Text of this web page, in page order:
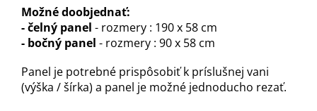
Možné doobjednať:
- čelný panel - rozmery : 190 x 58 cm
- bočný panel - rozmery : 90 x 58 cm
Panel je potrebné prispôsobiť k príslušnej vani
(výška / šírka) a panel je možné jednoducho rezať.